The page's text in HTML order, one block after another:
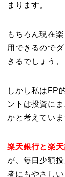
まります。
もちろん現在
用できるので
きるでしょう。
しかし私はFP
ントは投資に
かと考えていま
楽天銀行と楽
が、毎日少額
者にもやさしい